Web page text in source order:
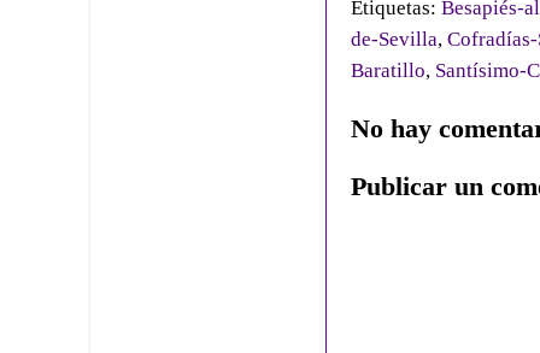
Etiquetas: Besapiés-
de-Sevilla,
Baratillo, Santísimo-
No hay
Publicar un